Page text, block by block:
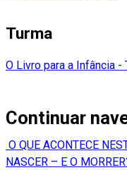
Turma
O Livro para a Infância -
Continuar
O QUE ACONTECE
NASCER – E O